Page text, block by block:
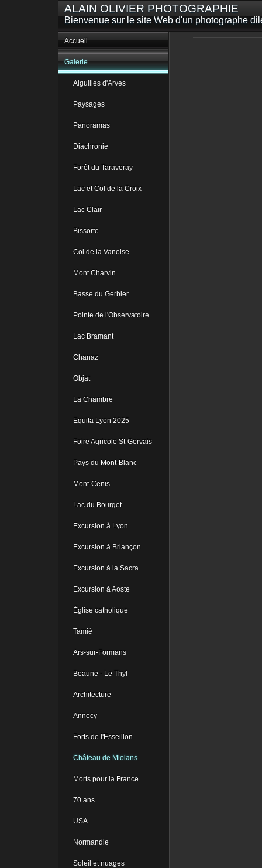
ALAIN OLIVIER PHOTOGRAPHIE
Bienvenue sur le site Web d'un photographe
Accueil
Galerie
Aiguilles d'Arves
Paysages
Panoramas
Diachronie
Forêt du Taraveray
Lac et Col de la Croix
Lac Clair
Bissorte
Col de la Vanoise
Mont Charvin
Basse du Gerbier
Pointe de l'Observatoire
Lac Bramant
Chanaz
Objat
La Chambre
Equita Lyon 2025
Foire Agricole St-Gervais
Pays du Mont-Blanc
Mont-Cenis
Lac du Bourget
Excursion à Lyon
Excursion à Briançon
Excursion à la Sacra
Excursion à Aoste
Église catholique
Tamié
Ars-sur-Formans
Beaune - Le Thyl
Architecture
Annecy
Forts de l'Esseillon
Château de Miolans
Morts pour la France
70 ans
USA
Normandie
Soleil et nuages